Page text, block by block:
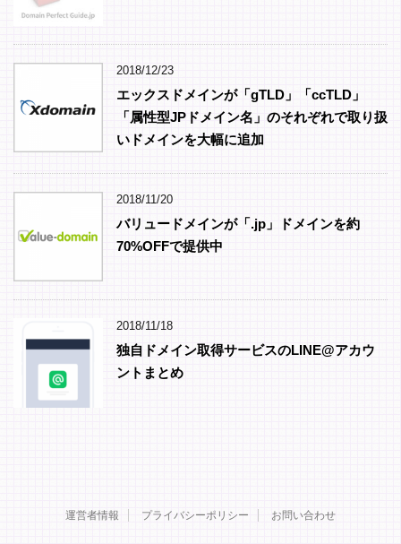
2018/12/23
エックスドメインが「gTLD」「ccTLD」
「属性型JPドメイン名」のそれぞれで取り扱
いドメインを大幅に追加
2018/11/20
バリュードメインが「.jp」ドメインを約
70%OFFで提供中
2018/11/18
独自ドメイン取得サービスのLINE@アカウ
ントまとめ
運営者情報 プライバシーポリシー お問い合わせ